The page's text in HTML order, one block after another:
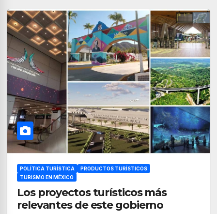
POLÍTICA TURÍSTICA
PRODUCTOS TURÍSTICOS
TURISMO EN MÉXICO
Los proyectos turísticos más
relevantes de este gobierno